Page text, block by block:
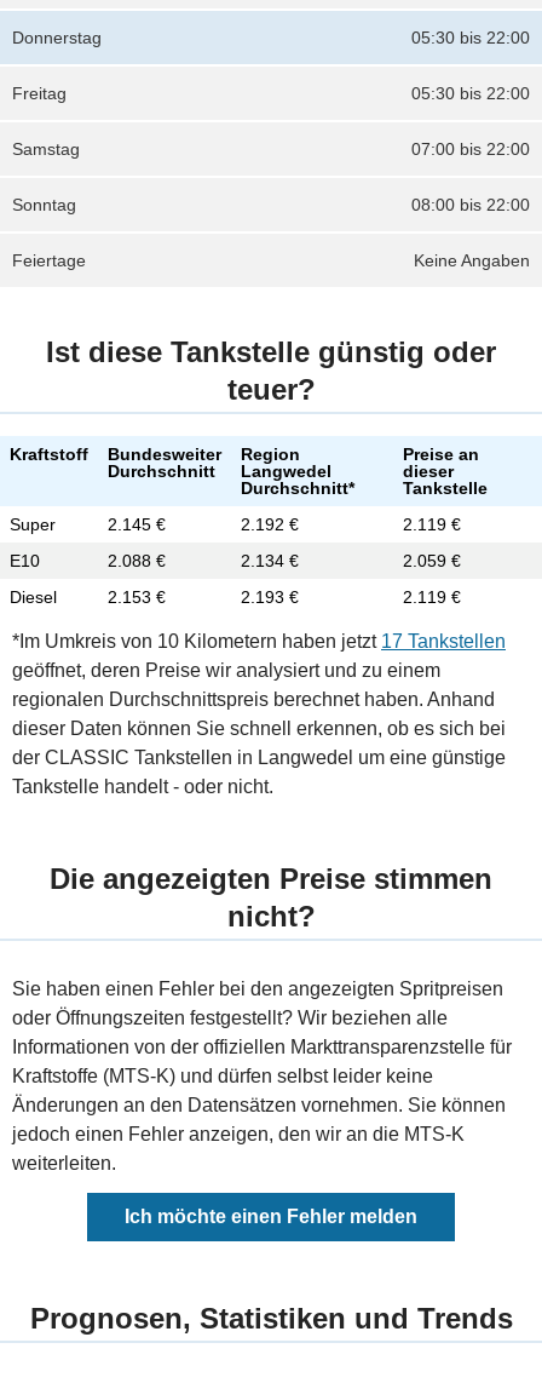
05:30 bis 22:00
Donnerstag
05:30 bis 22:00
Freitag
07:00 bis 22:00
Samstag
08:00 bis 22:00
Sonntag
Keine Angaben
Feiertage
Ist diese Tankstelle günstig oder
teuer?
Kraftstoff
Bundesweiter
Durchschnitt
Region
Langwedel
Durchschnitt*
Preise an
dieser
Tankstelle
Super
2.145 € 2.192 €
2.119 €
E10
2.088 € 2.134 €
2.059 €
Diesel
2.153 € 2.193 € 2.119 €
*Im Umkreis von 10 Kilometern haben jetzt 17 Tankstellen
geöffnet, deren Preise wir analysiert und zu einem
regionalen Durchschnittspreis berechnet haben. Anhand
dieser Daten können Sie schnell erkennen, ob es sich bei
der CLASSIC Tankstellen in Langwedel um eine günstige
Tankstelle handelt - oder nicht.
Die angezeigten Preise stimmen
nicht?
Sie haben einen Fehler bei den angezeigten Spritpreisen
oder Öffnungszeiten festgestellt? Wir beziehen alle
Informationen von der offiziellen Markttransparenzstelle für
Kraftstoffe (MTS-K) und dürfen selbst leider keine
Änderungen an den Datensätzen vornehmen. Sie können
jedoch einen Fehler anzeigen, den wir an die MTS-K
weiterleiten.
Ich möchte einen Fehler melden
Prognosen, Statistiken und Trends